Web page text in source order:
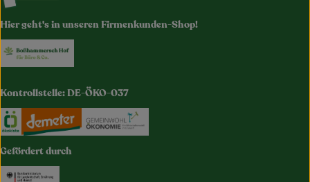
Hier geht's in unseren Firmenkunden-Shop!
Kontrollstelle: DE-ÖKO-037
Externer Link zu https://www.oekokiste.de/
Externer Link zu https://www.demeter.de/
Gefördert durch